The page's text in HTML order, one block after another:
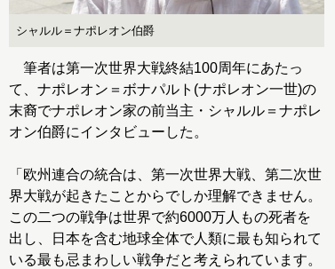
シャルル＝ナポレオン伯爵
筆者は第一次世界大戦終結100周年にあたっ
て、ナポレオン＝ボナパルト(ナポレオン一世)の
末裔でナポレオン家の前当主・シャルル＝ナポレ
オン伯爵にインタビューした。
「欧州連合の統合は、第一次世界大戦、第二次世
界大戦が起きたことからでしか理解できません。
この二つの戦争は世界で約6000万人もの死者を
出し、日本を含む地球全体で人類に最も知られて
いる最も忌まわしい戦争だと考えられています。